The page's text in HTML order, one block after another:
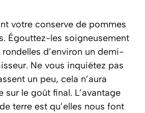
votre conserve de pommes
Égouttez-les soigneusement
d’environ un demi-
Ne vous inquiétez pas
un peu, cela n’aura
sur le goût final. L’avantage
terre est qu’elles nous font